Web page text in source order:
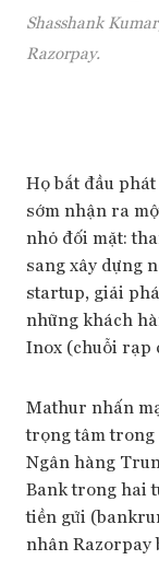
Shasshank
Razorpay.
Họ bắt đầu
sớm nhận ra
nhỏ đối mặt:
sang xây dựng
startup, giải
những khách
Inox (chuỗi rạp
Mathur nhấn
trọng tâm trong
Ngân hàng
Bank trong hai
tiền gửi
nhân Razorpay